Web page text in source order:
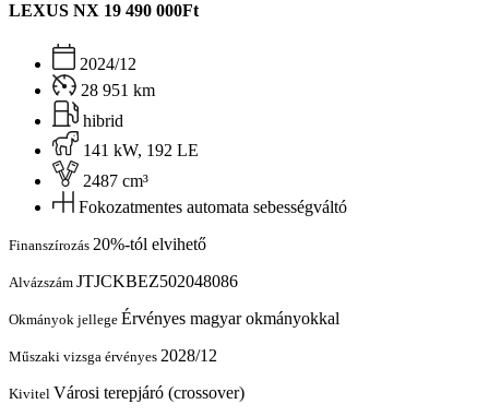
LEXUS NX 19 490 000Ft
2024/12
28 951 km
hibrid
141 kW, 192 LE
2487 cm³
Fokozatmentes automata sebességváltó
Finanszírozás 20%-tól elvihető
Alvázszám JTJCKBEZ502048086
Okmányok jellege Érvényes magyar okmányokkal
Műszaki vizsga érvényes 2028/12
Kivitel Városi terepjáró (crossover)